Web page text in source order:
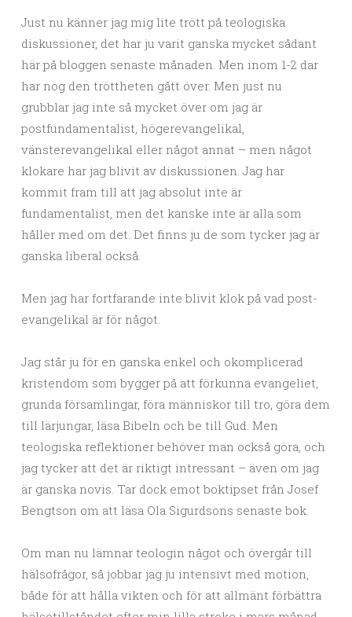
Just nu känner jag mig lite trött på teologiska
diskussioner, det har ju varit ganska mycket sådant
här på bloggen senaste månaden. Men inom 1-2 dar
har nog den tröttheten gått över. Men just nu
grubblar jag inte så mycket över om jag är
postfundamentalist, högerevangelikal,
vänsterevangelikal eller något annat – men något
klokare har jag blivit av diskussionen. Jag har
kommit fram till att jag absolut inte är
fundamentalist, men det kanske inte är alla som
håller med om det. Det finns ju de som tycker jag är
ganska liberal också.
Men jag har fortfarande inte blivit klok på vad post-
evangelikal är för något.
Jag står ju för en ganska enkel och okomplicerad
kristendom som bygger på att förkunna evangeliet,
grunda församlingar, föra människor till tro, göra dem
till lärjungar, läsa Bibeln och be till Gud. Men
teologiska reflektioner behöver man också göra, och
jag tycker att det är riktigt intressant – även om jag
är ganska novis. Tar dock emot boktipset från Josef
Bengtson om att läsa Ola Sigurdsons senaste bok.
Om man nu lämnar teologin något och övergår till
hälsofrågor, så jobbar jag ju intensivt med motion,
både för att hålla vikten och för att allmänt förbättra